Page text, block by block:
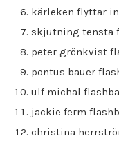
kärleken flyttar
skjutning tensta
peter grönkvist
pontus bauer
ulf michal
jackie ferm
christina